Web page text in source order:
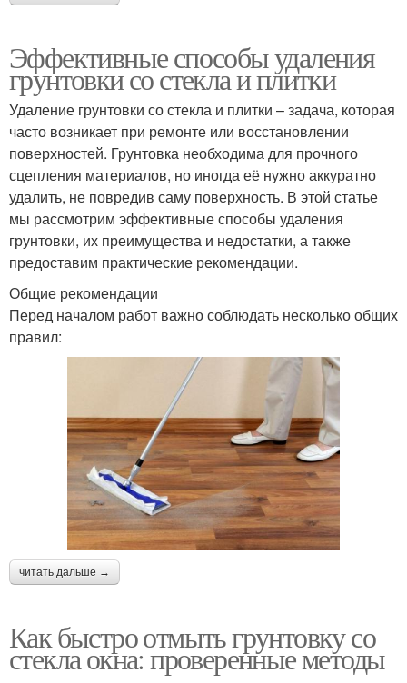
Эффективные способы удаления
грунтовки со стекла и плитки
Удаление грунтовки со стекла и плитки – задача, которая
часто возникает при ремонте или восстановлении
поверхностей. Грунтовка необходима для прочного
сцепления материалов, но иногда её нужно аккуратно
удалить, не повредив саму поверхность. В этой статье
мы рассмотрим эффективные способы удаления
грунтовки, их преимущества и недостатки, а также
предоставим практические рекомендации.
Общие рекомендации
Перед началом работ важно соблюдать несколько общих
правил:
читать дальше →
Как быстро отмыть грунтовку со
стекла окна: проверенные методы